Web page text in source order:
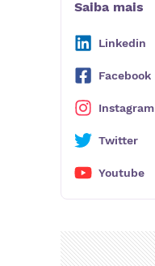
Saiba mais
Linkedin
Facebook
Instagram
Twitter
Youtube